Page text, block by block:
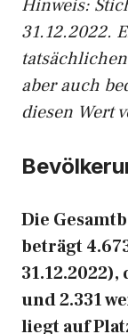
Hinweis:
31.12.2022.
aber auch
diesen Wert
Die
beträgt
und 2.331
liegt auf